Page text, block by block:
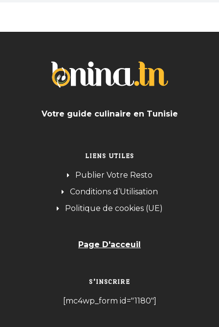
Votre guide culinaire en Tunisie
LIENS UTILES
Publier Votre Resto
Conditions d’Utilisation
Politique de cookies (UE)
Page D'acceuil
S’INSCRIRE
[mc4wp_form id="1180"]